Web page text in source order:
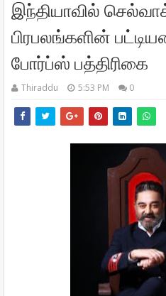
இந்தியாவில்
பிரபலங்களின்
போர்ப்ஸ் பத்திரிகை
Thiraddu 5:53 PM 0